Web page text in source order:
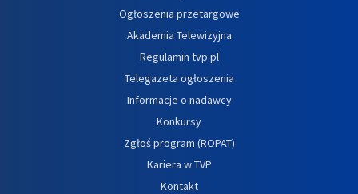
Ogłoszenia przetargowe
Akademia Telewizyjna
Regulamin tvp.pl
Telegazeta ogłoszenia
Informacje o nadawcy
Konkursy
Zgłoś program (ROPAT)
Kariera w TVP
Kontakt